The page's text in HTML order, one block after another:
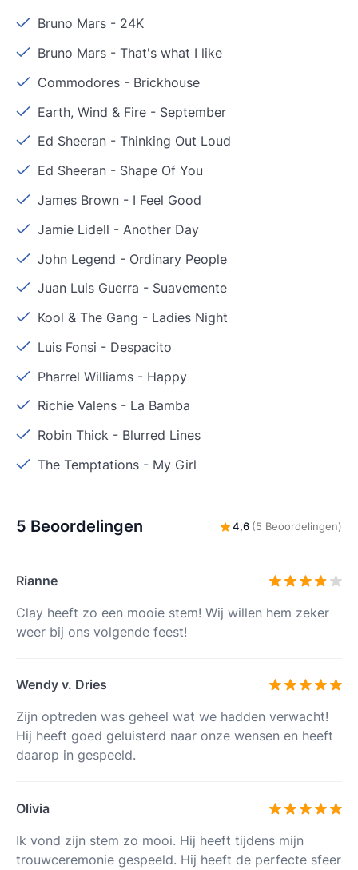
Bruno Mars - 24K
Bruno Mars -That's what I like
Commodores - Brickhouse
Earth, Wind & Fire - September
Ed Sheeran -Thinking Out Loud
Ed Sheeran - Shape Of You
James Brown - I Feel Good
Jamie Lidell - Another Day
John Legend - Ordinary People
Juan Luis Guerra - Suavemente
Kool & The Gang - Ladies Night
Luis Fonsi - Despacito
Pharrel Williams - Happy
Richie Valens - La Bamba
Robin Thick - Blurred Lines
The Temptations - My Girl
5 Beoordelingen 4,6 (5 Beoordelingen)
Rianne
Clay heeft zo een mooie stem! Wij willen hem zeker
weer bij ons volgende feest!
Wendy v. Dries
Zijn optreden was geheel wat we hadden verwacht!
Hij heeft goed geluisterd naar onze wensen en heeft
daarop in gespeeld.
Olivia
Ik vond zijn stem zo mooi. Hij heeft tijdens mijn
trouwceremonie gespeeld. Hij heeft de perfecte sfeer